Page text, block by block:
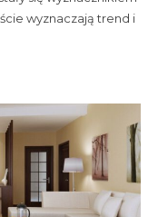
wyznaczają trend i